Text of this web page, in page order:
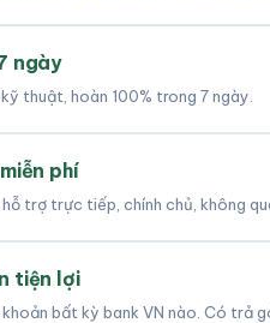
ngày
thuật, hoàn 100% trong 7 ngày.
phí
trợ trực tiếp, chính chủ, không
tiện lợi
bất kỳ bank VN nào. Có trả